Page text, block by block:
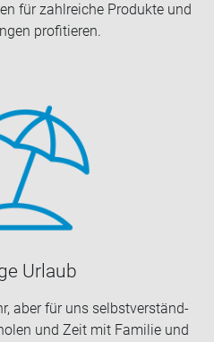
für zahl­rei­che Pro­duk­te und
pro­fi­tie­ren.
Ur­laub
aber für uns selbst­ver­ständ­
und Zeit mit Fa­mi­lie und